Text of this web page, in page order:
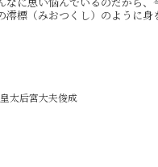
澪標（みおつくし）のように身
太后宮大夫俊成